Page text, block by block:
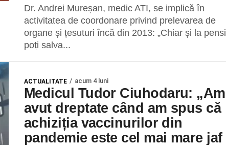
Dr. Andrei Mureșan, medic ATI, se implică în
activitatea de coordonare privind prelevarea de
organe și țesuturi încă din 2013: „Chiar și la
poți salva...
ACTUALITATE acum 4 luni
Medicul Tudor Ciuhodaru: „Am
avut dreptate când am spus că
achiziția vaccinurilor din
pandemie este cel mai mare jaf